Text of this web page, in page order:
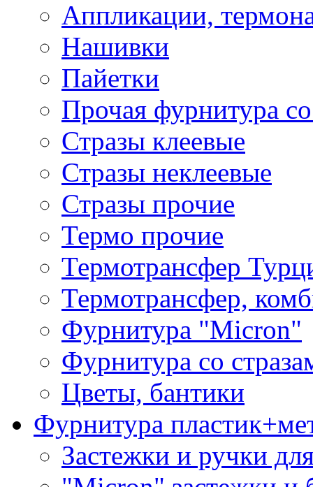
Аппликации,
Нашивки
Пайетки
Прочая фурнитура
Стразы клеевые
Стразы неклеевые
Стразы прочие
Термо прочие
Термотрансфер
Термотрансфер,
Фурнитура "Micron"
Фурнитура со
Цветы, бантики
Фурнитура
Застежки и ручки